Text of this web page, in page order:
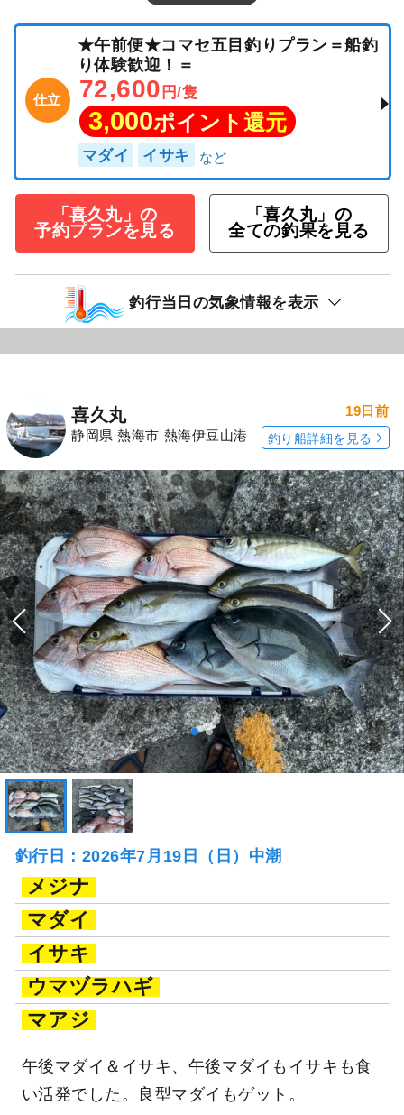
仕立
★午前便★コマセ五目釣りプラン＝船釣
り体験歓迎！＝
72,600 円/隻
3,000ポイント還元
マダイ イサキ
「喜久丸」の
予約プランを見る
「喜久丸」の
全ての釣果を見る
釣行当日の気象情報を表示
喜久丸
静岡県 熱海市 熱海伊豆山港
19日前
釣り船詳細を見る
釣行日：2026年7月19日（日）中潮
メジナ
マダイ
イサキ
ウマヅラハギ
マアジ
午後マダイ＆イサキ、午後マダイもイサキも食
い活発でした。良型マダイもゲット。